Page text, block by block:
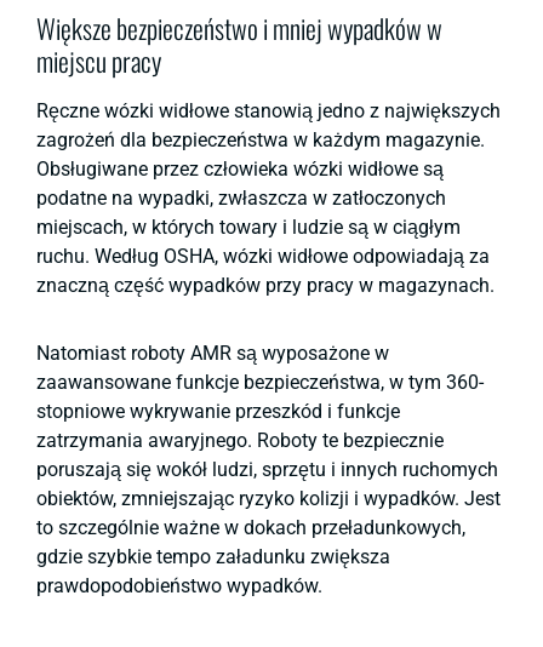
Większe bezpieczeństwo i mniej wypadków w
miejscu pracy
Ręczne wózki widłowe stanowią jedno z największych
zagrożeń dla bezpieczeństwa w każdym magazynie.
Obsługiwane przez człowieka wózki widłowe są
podatne na wypadki, zwłaszcza w zatłoczonych
miejscach, w których towary i ludzie są w ciągłym
ruchu. Według OSHA, wózki widłowe odpowiadają za
znaczną część wypadków przy pracy w magazynach.
Natomiast roboty AMR są wyposażone w
zaawansowane funkcje bezpieczeństwa, w tym 360-
stopniowe wykrywanie przeszkód i funkcje
zatrzymania awaryjnego. Roboty te bezpiecznie
poruszają się wokół ludzi, sprzętu i innych ruchomych
obiektów, zmniejszając ryzyko kolizji i wypadków. Jest
to szczególnie ważne w dokach przeładunkowych,
gdzie szybkie tempo załadunku zwiększa
prawdopodobieństwo wypadków.